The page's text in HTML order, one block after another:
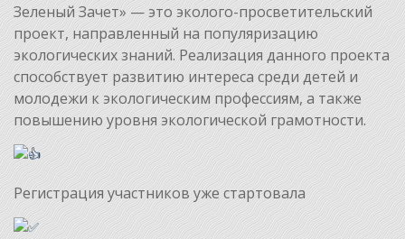
Зеленый Зачет» — это эколого-просветительский
проект, направленный на популяризацию
экологических знаний. Реализация данного проекта
способствует развитию интереса среди детей и
молодежи к экологическим профессиям, а также
повышению уровня экологической грамотности.
Регистрация участников уже стартовала